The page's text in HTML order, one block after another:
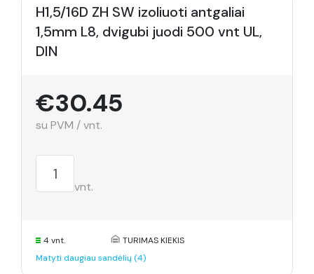
H1,5/16D ZH SW izoliuoti antgaliai
1,5mm L8, dvigubi juodi 500 vnt UL,
DIN
€30.45
su PVM / vnt.
vnt.
4 vnt.
TURIMAS KIEKIS
Matyti daugiau sandėlių (4)